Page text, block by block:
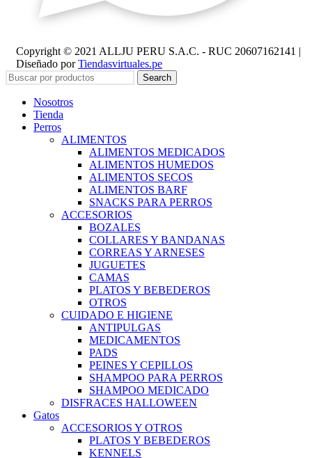
Copyright © 2021 ALLJU PERU S.A.C. - RUC 20607162141 |
Diseñado porTiendasvirtuales.pe
Search
Nosotros
Tienda
Perros
ALIMENTOS
ALIMENTOS MEDICADOS
ALIMENTOS HUMEDOS
ALIMENTOS SECOS
ALIMENTOS BARF
SNACKS PARA PERROS
ACCESORIOS
BOZALES
COLLARES Y BANDANAS
CORREAS Y ARNESES
JUGUETES
CAMAS
PLATOS Y BEBEDEROS
OTROS
CUIDADO E HIGIENE
ANTIPULGAS
MEDICAMENTOS
PADS
PEINES Y CEPILLOS
SHAMPOO PARA PERROS
SHAMPOO MEDICADO
DISFRACES HALLOWEEN
Gatos
ACCESORIOS Y OTROS
PLATOS Y BEBEDEROS
KENNELS